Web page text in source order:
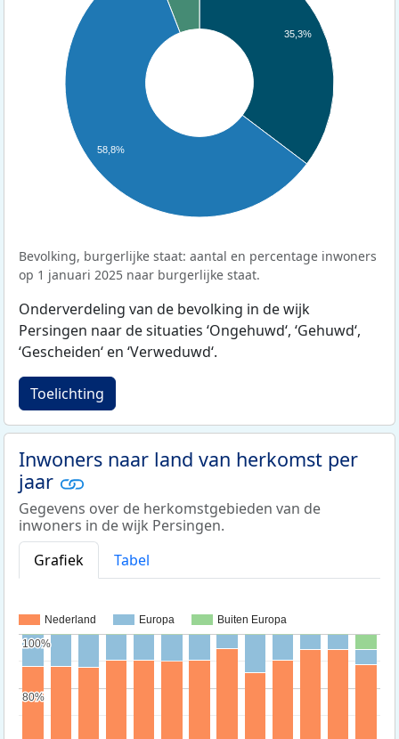
35,3%
58,8%
Bevolking, burgerlijke staat: aantal en percentage inwoners
op 1 januari 2025 naar burgerlijke staat.
Onderverdeling van de bevolking in de wijk
Persingen naar de situaties ‘Ongehuwd‘, ‘Gehuwd‘,
‘Gescheiden‘ en ‘Verweduwd‘.
Toelichting
Inwoners naar land van herkomst per
jaar
Gegevens over de herkomstgebieden van de
inwoners in de wijk Persingen.
Grafiek
Tabel
Nederland Europa Buiten Europa
80%
80%
100%
100%